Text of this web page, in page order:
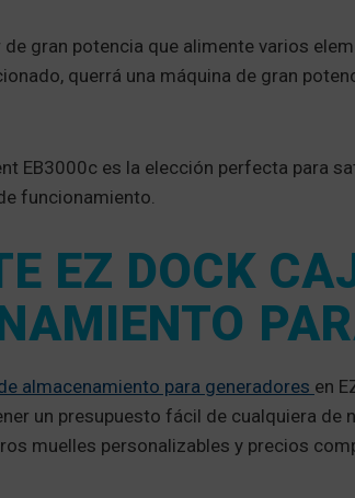
gran potencia que alimente varios
querrá una máquina de gran
EB3000c es la elección perfecta para
funcionamiento.
EZ DOCK
almacenamiento para generadores en
un presupuesto fácil de cualquiera de
muelles personalizables y precios